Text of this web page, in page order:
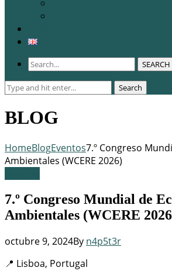
SEARCH
Search
Search
BLOG
HomeBlogEventos7.º Congreso
Ambientales (WCERE 2026)
7.º Congreso Mundial de
Ambientales (WCERE
octubre 9, 2024By n4p5t3r
📍 Lisboa, Portugal